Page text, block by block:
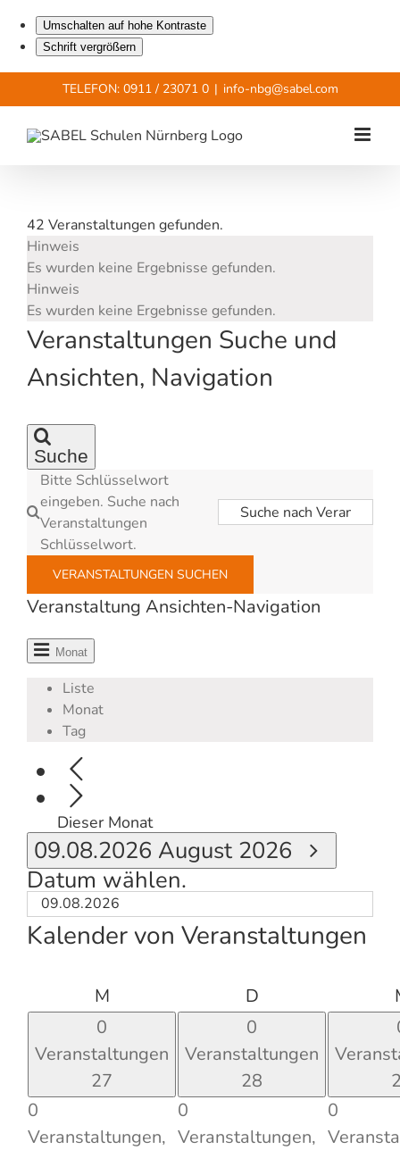
Umschalten auf hohe Kontraste
Schrift vergrößern
Inhalt
springen
TELEFON: 0911 / 23071 0 | info-nbg@sabel.com
42 Veranstaltungen gefunden.
Veranstaltungen
Hinweis
Es wurden keine Ergebnisse gefunden.
Hinweis
Es wurden keine Ergebnisse gefunden.
Veranstaltungen Suche und
Ansichten, Navigation
Suche
Bitte Schlüsselwort
eingeben. Suche nach
Veranstaltungen
Schlüsselwort.
VERANSTALTUNGEN SUCHEN
Veranstaltung Ansichten-Navigation
Monat
Liste
Monat
Tag
Dieser Monat
09.08.2026 August 2026
Datum wählen.
Kalender von Veranstaltungen
MMontag DDienstag
0
Veranstaltungen
27
0
Veranstaltungen,
0
Veranstaltungen
28
0
Veranstaltungen,
0